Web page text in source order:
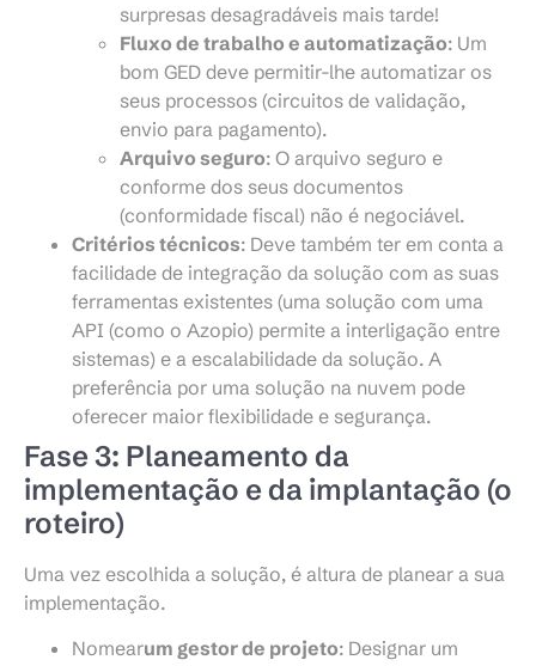
surpresas desagradáveis mais tarde!
Fluxo de trabalho e automatização: Um
bom GED deve permitir-lhe automatizar os
seus processos (circuitos de validação,
envio para pagamento).
Arquivo seguro: O arquivo seguro e
conforme dos seus documentos
(conformidade fiscal) não é negociável.
Critérios técnicos: Deve também ter em conta a
facilidade de integração da solução com as suas
ferramentas existentes (uma solução com uma
API (como o Azopio) permite a interligação entre
sistemas) e a escalabilidade da solução. A
preferência por uma solução na nuvem pode
oferecer maior flexibilidade e segurança.
Fase 3: Planeamento da
implementação e da implantação (o
roteiro)
Uma vez escolhida a solução, é altura de planear a sua
implementação.
Nomearum gestor de projeto: Designar um